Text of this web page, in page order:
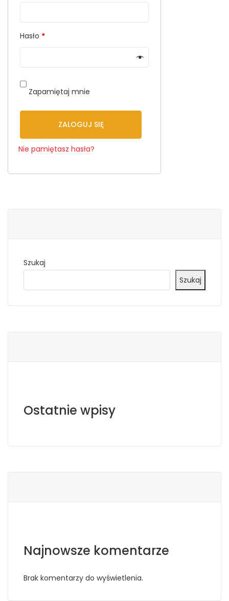
Hasło *
Zapamiętaj mnie
ZALOGUJ SIĘ
Nie pamiętasz hasła?
Szukaj
Szukaj
Ostatnie wpisy
Najnowsze komentarze
Brak komentarzy do wyświetlenia.